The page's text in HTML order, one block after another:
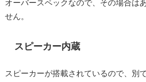
オーバースペックなので、その場合は
せん。
スピーカー内蔵
スピーカーが搭載されているので、別